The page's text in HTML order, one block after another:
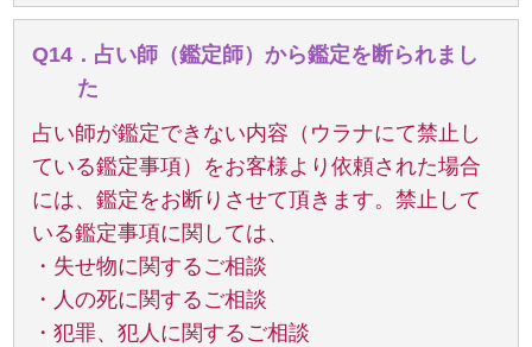
Q14．占い師（鑑定師）から鑑定を断られまし
た
占い師が鑑定できない内容（ウラナにて禁止し
ている鑑定事項）をお客様より依頼された場合
には、鑑定をお断りさせて頂きます。禁止して
いる鑑定事項に関しては、
・失せ物に関するご相談
・人の死に関するご相談
・犯罪、犯人に関するご相談